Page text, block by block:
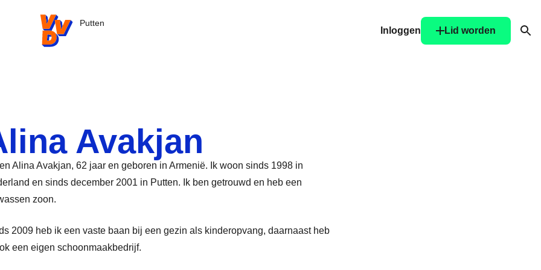
VVD.nl - Ga naar de homepage
Putten
Inloggen
Lid worden
Avakjan
Alina Avakjan, 62 jaar en geboren in Armenië. Ik woon sinds 1998 in
en sinds december 2001 in Putten. Ik ben getrouwd en heb een
zoon.
2009 heb ik een vaste baan bij een gezin als kinderopvang, daarnaast heb
een eigen schoonmaakbedrijf.